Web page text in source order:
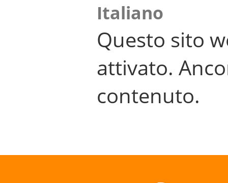
Italiano
Questo sito
attivato.
contenuto.